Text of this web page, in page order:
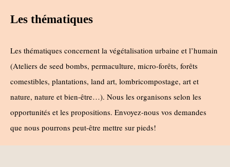
Les thématiques
Les thématiques concernent la végétalisation urbaine et l’humain
(Ateliers de seed bombs, permaculture, micro-forêts, forêts
comestibles, plantations, land art, lombricompostage, art et
nature, nature et bien-être…). Nous les organisons selon les
opportunités et les propositions. Envoyez-nous vos demandes
que nous pourrons peut-être mettre sur pieds!